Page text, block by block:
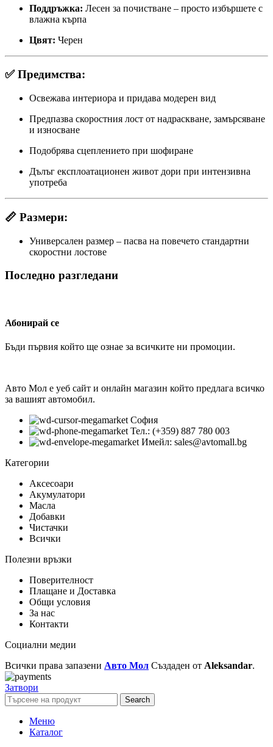
Поддръжка: Лесен за почистване – просто избършете с
влажна кърпа
Цвят: Черен
✅Предимства:
Освежава интериора и придава модерен вид
Предпазва скоростния лост от надраскване, замърсяване
и износване
Подобрява сцеплението при шофиране
Дълъг експлоатационен живот дори при интензивна
употреба
📏 Размери:
Универсален размер – пасва на повечето стандартни
скоростни лостове
Последно разгледани
Абонирай се
Бъди първия който ще ознае за всичките ни промоции.
Авто Мол е уеб сайт и онлайн магазин който предлага всичко
за вашият автомобил.
София
Тел.: (+359) 887 780 003
Имейл: sales@avtomall.bg
Категории
Аксесоари
Акумулатори
Масла
Добавки
Чистачки
Всички
Полезни връзки
Поверителност
Плащане и Доставка
Общи условия
За нас
Контакти
Социални медии
Всички права запазени Авто Мол Създаден от Aleksandar.
Затвори
Search
Меню
Каталог